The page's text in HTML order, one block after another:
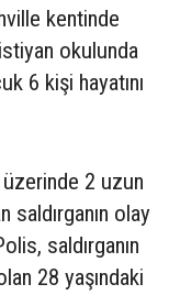
kentinde
okulunda
6 kişi hayatını
2 uzun
olay
saldırganın
28 yaşındaki